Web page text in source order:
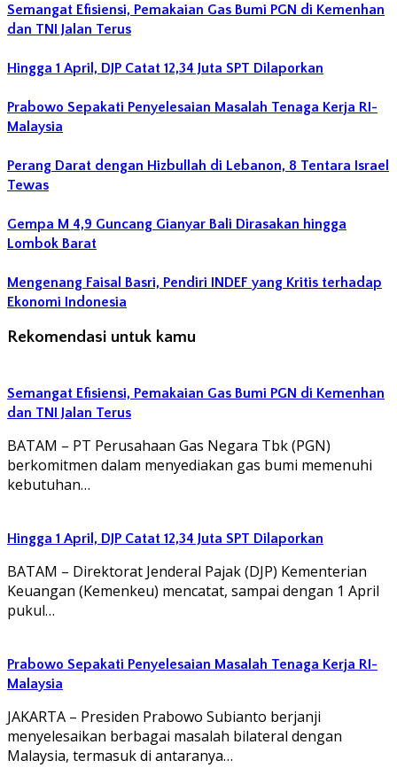
Semangat Efisiensi, Pemakaian Gas Bumi PGN di Kemenhan
dan TNI Jalan Terus
Hingga 1 April, DJP Catat 12,34 Juta SPT Dilaporkan
Prabowo Sepakati Penyelesaian Masalah Tenaga Kerja RI-
Malaysia
Perang Darat dengan Hizbullah di Lebanon, 8 Tentara Israel
Tewas
Gempa M 4,9 Guncang Gianyar Bali Dirasakan hingga
Lombok Barat
Mengenang Faisal Basri, Pendiri INDEF yang Kritis terhadap
Ekonomi Indonesia
Rekomendasi untuk kamu
Semangat Efisiensi, Pemakaian Gas Bumi PGN di Kemenhan
dan TNI Jalan Terus
BATAM – PT Perusahaan Gas Negara Tbk (PGN)
berkomitmen dalam menyediakan gas bumi memenuhi
kebutuhan…
Hingga 1 April, DJP Catat 12,34 Juta SPT Dilaporkan
BATAM – Direktorat Jenderal Pajak (DJP) Kementerian
Keuangan (Kemenkeu) mencatat, sampai dengan 1 April
pukul…
Prabowo Sepakati Penyelesaian Masalah Tenaga Kerja RI-
Malaysia
JAKARTA – Presiden Prabowo Subianto berjanji
menyelesaikan berbagai masalah bilateral dengan
Malaysia, termasuk di antaranya…